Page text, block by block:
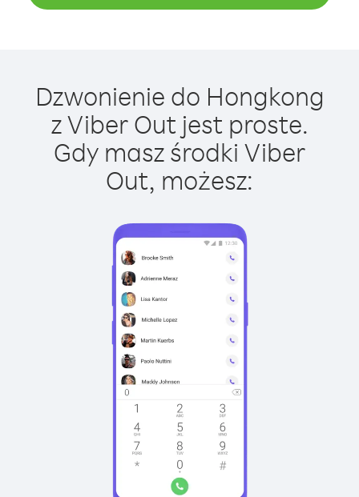
Dzwonienie do Hongkong
z Viber Out jest proste.
Gdy masz środki Viber
Out, możesz: